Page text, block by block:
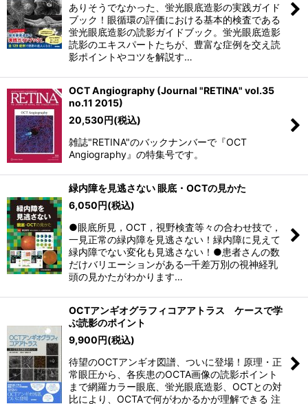
ありそうでなかった、蛍光眼底造影の実践ガイド
ブック！眼循環の評価における基本的検査である
蛍光眼底造影の読影ガイドブック。蛍光眼底造影
読影のエキスパートたちが、豊富な症例を交え読
影ポイントやコツを解説す…
OCT Angiography (Journal "RETINA" vol.35
no.11 2015)
20,530円(税込)
雑誌"RETINA"のバックナンバーで『OCT
Angiography』の特集号です。
緑内障を見逃さない 眼底・OCTの見かた
6,050円(税込)
●眼底所見，OCT，視野検査等々の合わせ技で，
一見正常の緑内障を見逃さない！緑内障に見えて
緑内障でない変化も見逃さない！●患者さんの数
だけバリエーションがある─千差万別の視神経乳
頭の見かたがわかります…
OCTアンギオグラフィコアアトラス ケースで学
ぶ読影のポイント
9,900円(税込)
待望のOCTアンギオ図譜、ついに登場！原理・正
常眼圧から、各疾患のOCTA画像の読影ポイント
まで網羅カラー眼底、蛍光眼底造影、OCTとの対
比により、OCTAで何がわかるかが理解できる 注